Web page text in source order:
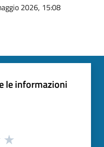
2026, 15:08
le informazioni